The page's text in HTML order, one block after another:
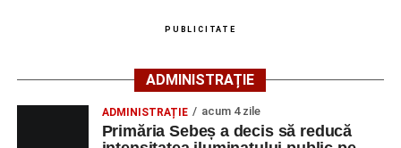
Motociclistul a fost testat cu aparatul etilotest, rezultatul
PUBLICITATE
ADMINISTRAȚIE
ADMINISTRAȚIE acum 4 zile
Primăria Sebeș a decis să reducă